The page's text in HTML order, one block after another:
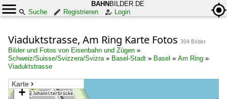
BAHN BILDER.DE
Suche
Registrieren Login
Viaduktstrasse, Am Ring Karte Fotos 304 Bilder
Bilder und Fotos von Eisenbahn und Zügen »
Schweiz/Suisse/Svizzera/Svizra» Basel-Stadt » Basel » Am Ring »
Viaduktstrasse
Karte
+